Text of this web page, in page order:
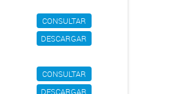
CONSULTAR
DESCARGAR
CONSULTAR
DESCARGAR